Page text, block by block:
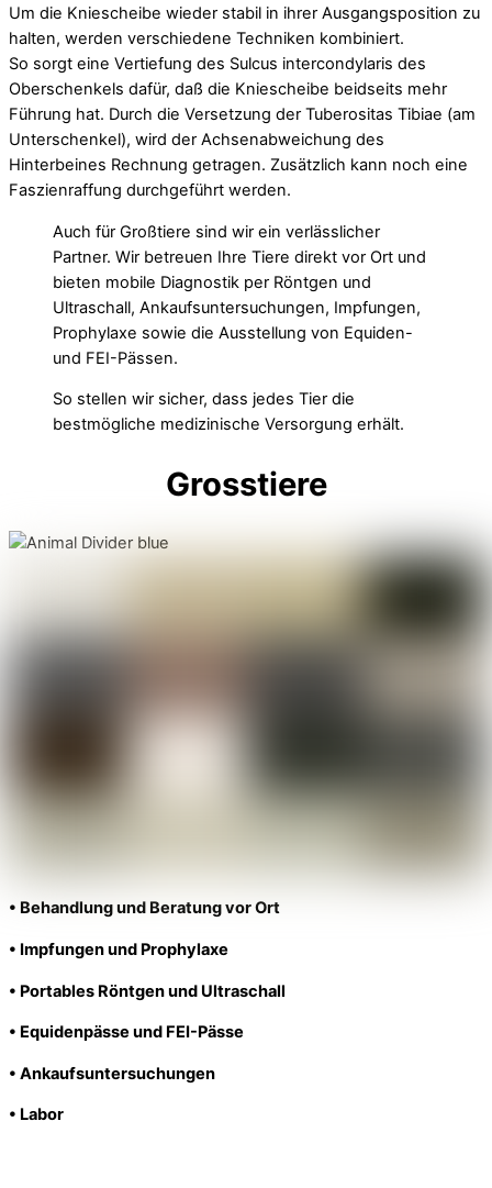
Um die Kniescheibe wieder stabil in ihrer Ausgangsposition zu
halten, werden verschiedene Techniken kombiniert.
So sorgt eine Vertiefung des Sulcus intercondylaris des
Oberschenkels dafür, daß die Kniescheibe beidseits mehr
Führung hat. Durch die Versetzung der Tuberositas Tibiae (am
Unterschenkel), wird der Achsenabweichung des
Hinterbeines Rechnung getragen. Zusätzlich kann noch eine
Faszienraffung durchgeführt werden.
Auch für Großtiere sind wir ein verlässlicher
Partner. Wir betreuen Ihre Tiere direkt vor Ort und
bieten mobile Diagnostik per Röntgen und
Ultraschall, Ankaufsuntersuchungen, Impfungen,
Prophylaxe sowie die Ausstellung von Equiden-
und FEI-Pässen.
So stellen wir sicher, dass jedes Tier die
bestmögliche medizinische Versorgung erhält.
Grosstiere
• Behandlung und Beratung vor Ort
• Impfungen und Prophylaxe
• Portables Röntgen und Ultraschall
• Equidenpässe und FEI-Pässe
• Ankaufsuntersuchungen
• Labor